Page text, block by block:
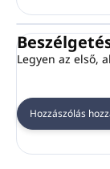
Legyen az első,
Hozzászólás